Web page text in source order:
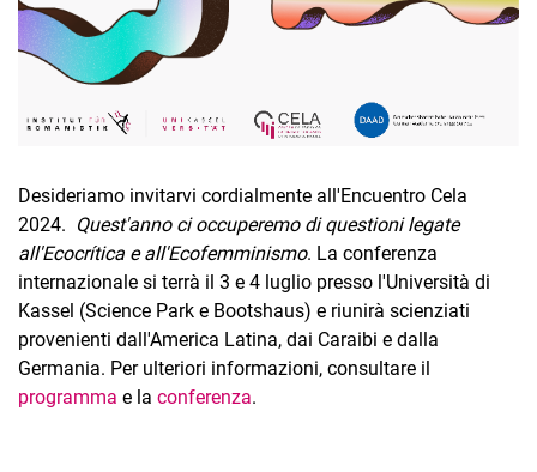
Desideriamo invitarvi cordialmente all'Encuentro Cela
2024. Quest'anno ci occuperemo di questioni legate
all'Ecocrítica e all'Ecofemminismo. La conferenza
internazionale si terrà il 3 e 4 luglio presso l'Università di
Kassel (Science Park e Bootshaus) e riunirà scienziati
provenienti dall'America Latina, dai Caraibi e dalla
Germania. Per ulteriori informazioni, consultare il
programma e la conferenza.